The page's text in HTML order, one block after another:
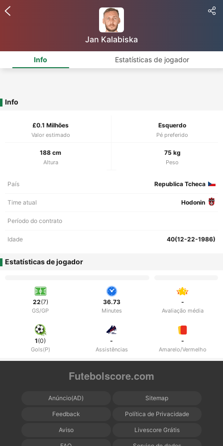
Jan Kalabiska
Info Estatísticas de jogador
Info
£0.1 Milhões
Valor estimado
Esquerdo
Pé preferido
188 cm
Altura
75 kg
Peso
País Republica Tcheca
Time atual Hodonin
Período do contrato
Idade 40(12-22-1986)
Estatísticas de jogador
22(7)
GS/GP
36.73
Minutes
-
Avaliação média
1(0)
Gols(P)
-
Assistências
-
Amarelo/Vermelho
Futebolscore.com
Anúncio(AD) Sitemap
Feedback Política de Privacidade
Aviso Livescore Grátis